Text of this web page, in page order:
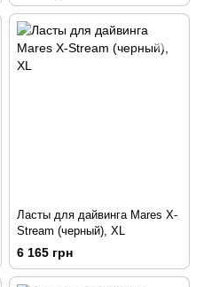
Ласты для дайвинга Mares X-
Stream (черный), XL
6 165 грн